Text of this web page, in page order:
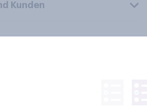
Kunden
PLC. Alle Rechte vorbehalten.